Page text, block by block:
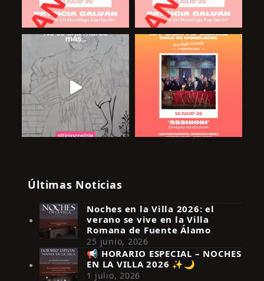
Síguenos en Instagram
Últimas Noticias
Noches en la Villa 2026: el
verano se vive en la Villa
Romana de Fuente Álamo
25 junio, 2026
📢 HORARIO ESPECIAL – NOCHES
EN LA VILLA 2026 ✨🌙
1 julio, 2026